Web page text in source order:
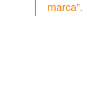
marca”.